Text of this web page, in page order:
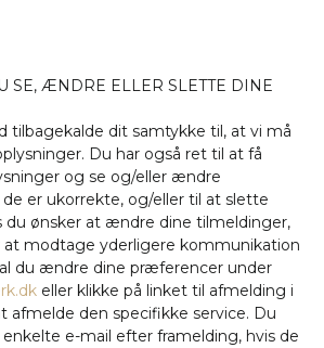
SE, ÆNDRE ELLER SLETTE DINE
tilbagekalde dit samtykke til, at vi må
Du har også ret til at få
og se og/eller ændre
er ukorrekte, og/eller til at slette
du ønsker at ændre dine tilmeldinger,
at modtage yderligere kommunikation
du ændre dine præferencer under
eller klikke på linket til afmelding i
afmelde den specifikke service. Du
e-mail efter framelding, hvis de